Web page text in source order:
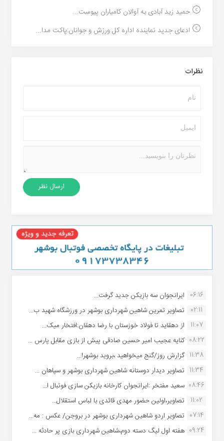
حمید زید آبادی به آوالان کامیاران پیوست...
ادعای جدید نماینده اداره کل ورزش و جوانان:پاکت مدا...
نظرات
06:16 ایرانجوان سه بازیکن جدید گرفت...
02:11
تصاویر تمرین شاهین شهردارى بوشهر در ورزشگاه شهید ب...
11:07
از دهقاید تا فولاد خوزستان با رضا دهقان:افتخار میک...
08:22 کنایه عجیب امیر حسین صادقی پیش از بازی مقابل پارس ...
11:38 گزارش روز/گنج میخواهید ،بروید بوشهر!...
11:34 تصاویر دیدار دوستانه شاهین شهردارى بوشهر و سپاهان ...
08:46 سعید مفتخر :ایرانجوان کارخانه بازیکن سازی فوتبال ا...
11:02
تصاویر،اولین حضور مهدی قائدی با لباس استقلال...
07:14 تصاویر اردو شاهین شهرداری بوشهر در بروجن/ عکس : مه...
09:24 هفته اول لیگ دسته دوم،شاهین شهرداری بازی پر حادثه ...